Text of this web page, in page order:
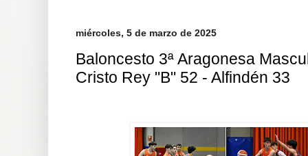
miércoles, 5 de marzo de 2025
Baloncesto 3ª Aragonesa
Cristo Rey "B" 52 - Alfindén 33